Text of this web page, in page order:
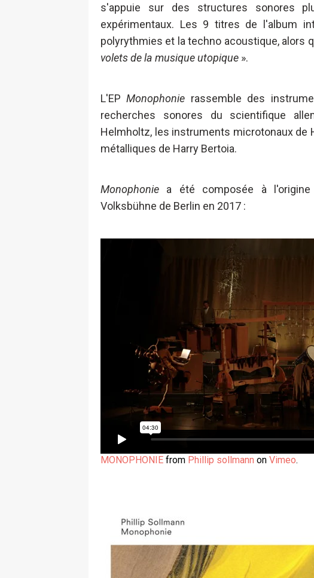
s'appuie sur des structures sonores
expérimentaux. Les 9 titres de l'album
polyrythmies et la techno acoustique, alors
volets de la musique utopique ».
L'EPMonophonie rassemble des
recherches sonores du scientifique
Helmholtz, les instruments microtonaux de
métalliques de Harry Bertoia.
Monophonie a été composée à
Volksbühne de Berlin en 2017 :
MONOPHONIE from Phillip sollmann on Vimeo.